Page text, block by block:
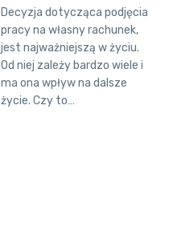
Decyzja dotycząca podjęcia
pracy na własny rachunek,
jest najważniejszą w życiu.
Od niej zależy bardzo wiele i
ma ona wpływ na dalsze
życie. Czy to…